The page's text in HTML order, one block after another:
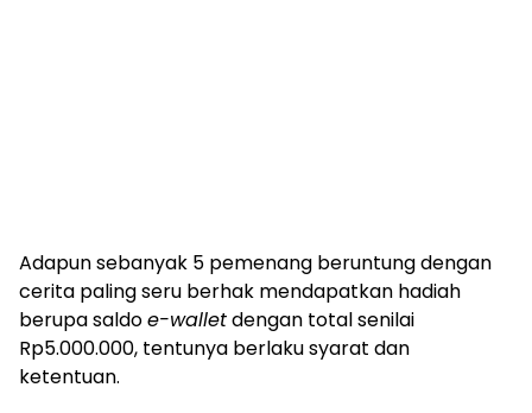
Adapun sebanyak 5 pemenang beruntung dengan
cerita paling seru berhak mendapatkan hadiah
berupa saldoe-walletdengan total senilai
Rp5.000.000, tentunya berlaku syarat dan
ketentuan.